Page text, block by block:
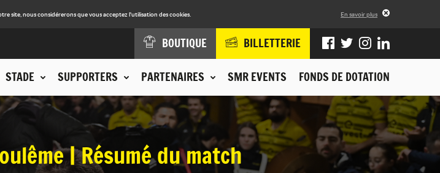
site, nous considérerons que vous acceptez l'utilisation des cookies. En savoir plus
STADE SUPPORTERS PARTENAIRES SMR EVENTS FONDS DE DOTATION
BOUTIQUE BILLETTERIE
| Résumé du match